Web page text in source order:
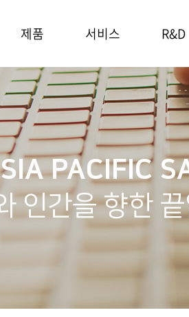
제품
위성통신분야
우주기술분야
서비스
위성통신 서비스
ICEYE 영상
서비스
R&D
R&D
PACIFIC
인간을 향한